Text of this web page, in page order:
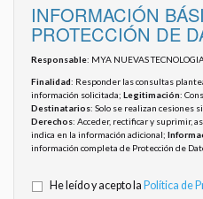
INFORMACIÓN
PROTECCIÓN DE
Responsable: MYA NUEVAS
Finalidad: Responder las consultas
información solicitada; Legitimación:
Destinatarios: Solo se realizan cesiones
Derechos: Acceder, rectificar y suprimir,
indica en la información adicional;
información completa de Protección de
He leído y acepto la Política de